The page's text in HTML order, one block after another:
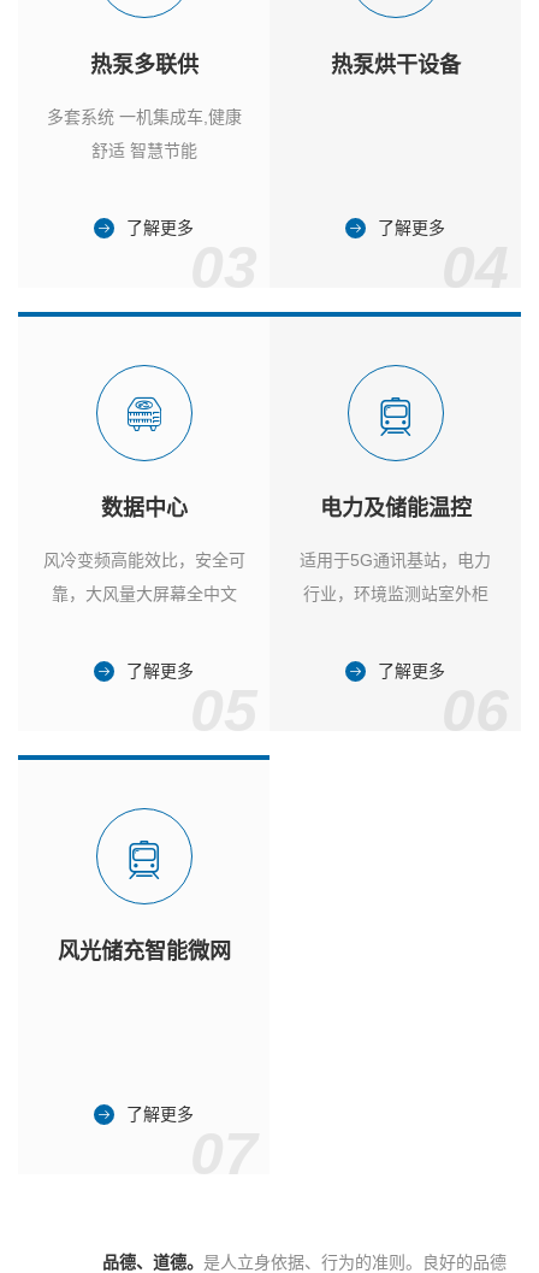
热泵多联供
多套系统 一机集成车,健康
舒适 智慧节能
了解更多
热泵烘干设备
了解更多
数据中心
风冷变频高能效比，安全可
靠，大风量大屏幕全中文
了解更多
电力及储能温控
适用于5G通讯基站，电力
行业，环境监测站室外柜
了解更多
风光储充智能微网
了解更多
品德、道德。 是人立身依据、行为的准则。良好的品德